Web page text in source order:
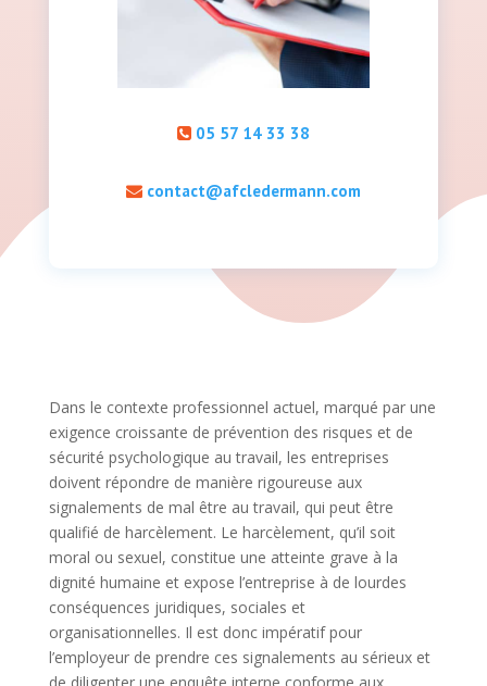
05 57 14 33 38
contact@afcledermann.com
Dans le contexte professionnel actuel, marqué par une
exigence croissante de prévention des risques et de
sécurité psychologique au travail, les entreprises
doivent répondre de manière rigoureuse aux
signalements de mal être au travail, qui peut être
qualifié de harcèlement. Le harcèlement, qu’il soit
moral ou sexuel, constitue une atteinte grave à la
dignité humaine et expose l’entreprise à de lourdes
conséquences juridiques, sociales et
organisationnelles. Il est donc impératif pour
l’employeur de prendre ces signalements au sérieux et